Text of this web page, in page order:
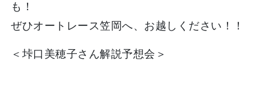
も！
ぜひオートレース笠岡へ、お越しください！！
＜垰口美穂子さん解説予想会＞